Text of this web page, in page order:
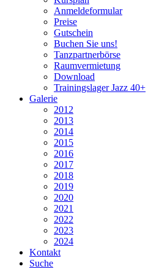
Anmeldeformular
Preise
Gutschein
Buchen Sie uns!
Tanzpartnerbörse
Raumvermietung
Download
Trainingslager Jazz 40+
Galerie
2012
2013
2014
2015
2016
2017
2018
2019
2020
2021
2022
2023
2024
Kontakt
Suche